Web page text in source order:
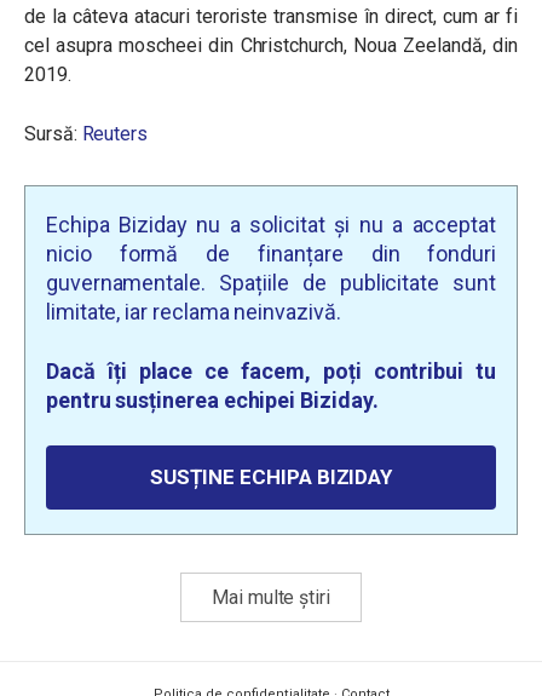
de la câteva atacuri teroriste transmise în direct, cum ar fi
cel asupra moscheei din Christchurch, Noua Zeelandă, din
2019.
Sursă: Reuters
Echipa Biziday nu a solicitat și nu a acceptat
nicio formă de finanțare din fonduri
guvernamentale. Spațiile de publicitate sunt
limitate, iar reclama neinvazivă.
Dacă îți place ce facem, poți contribui tu
pentru susținerea echipei Biziday.
SUSȚINE ECHIPA BIZIDAY
Mai multe știri